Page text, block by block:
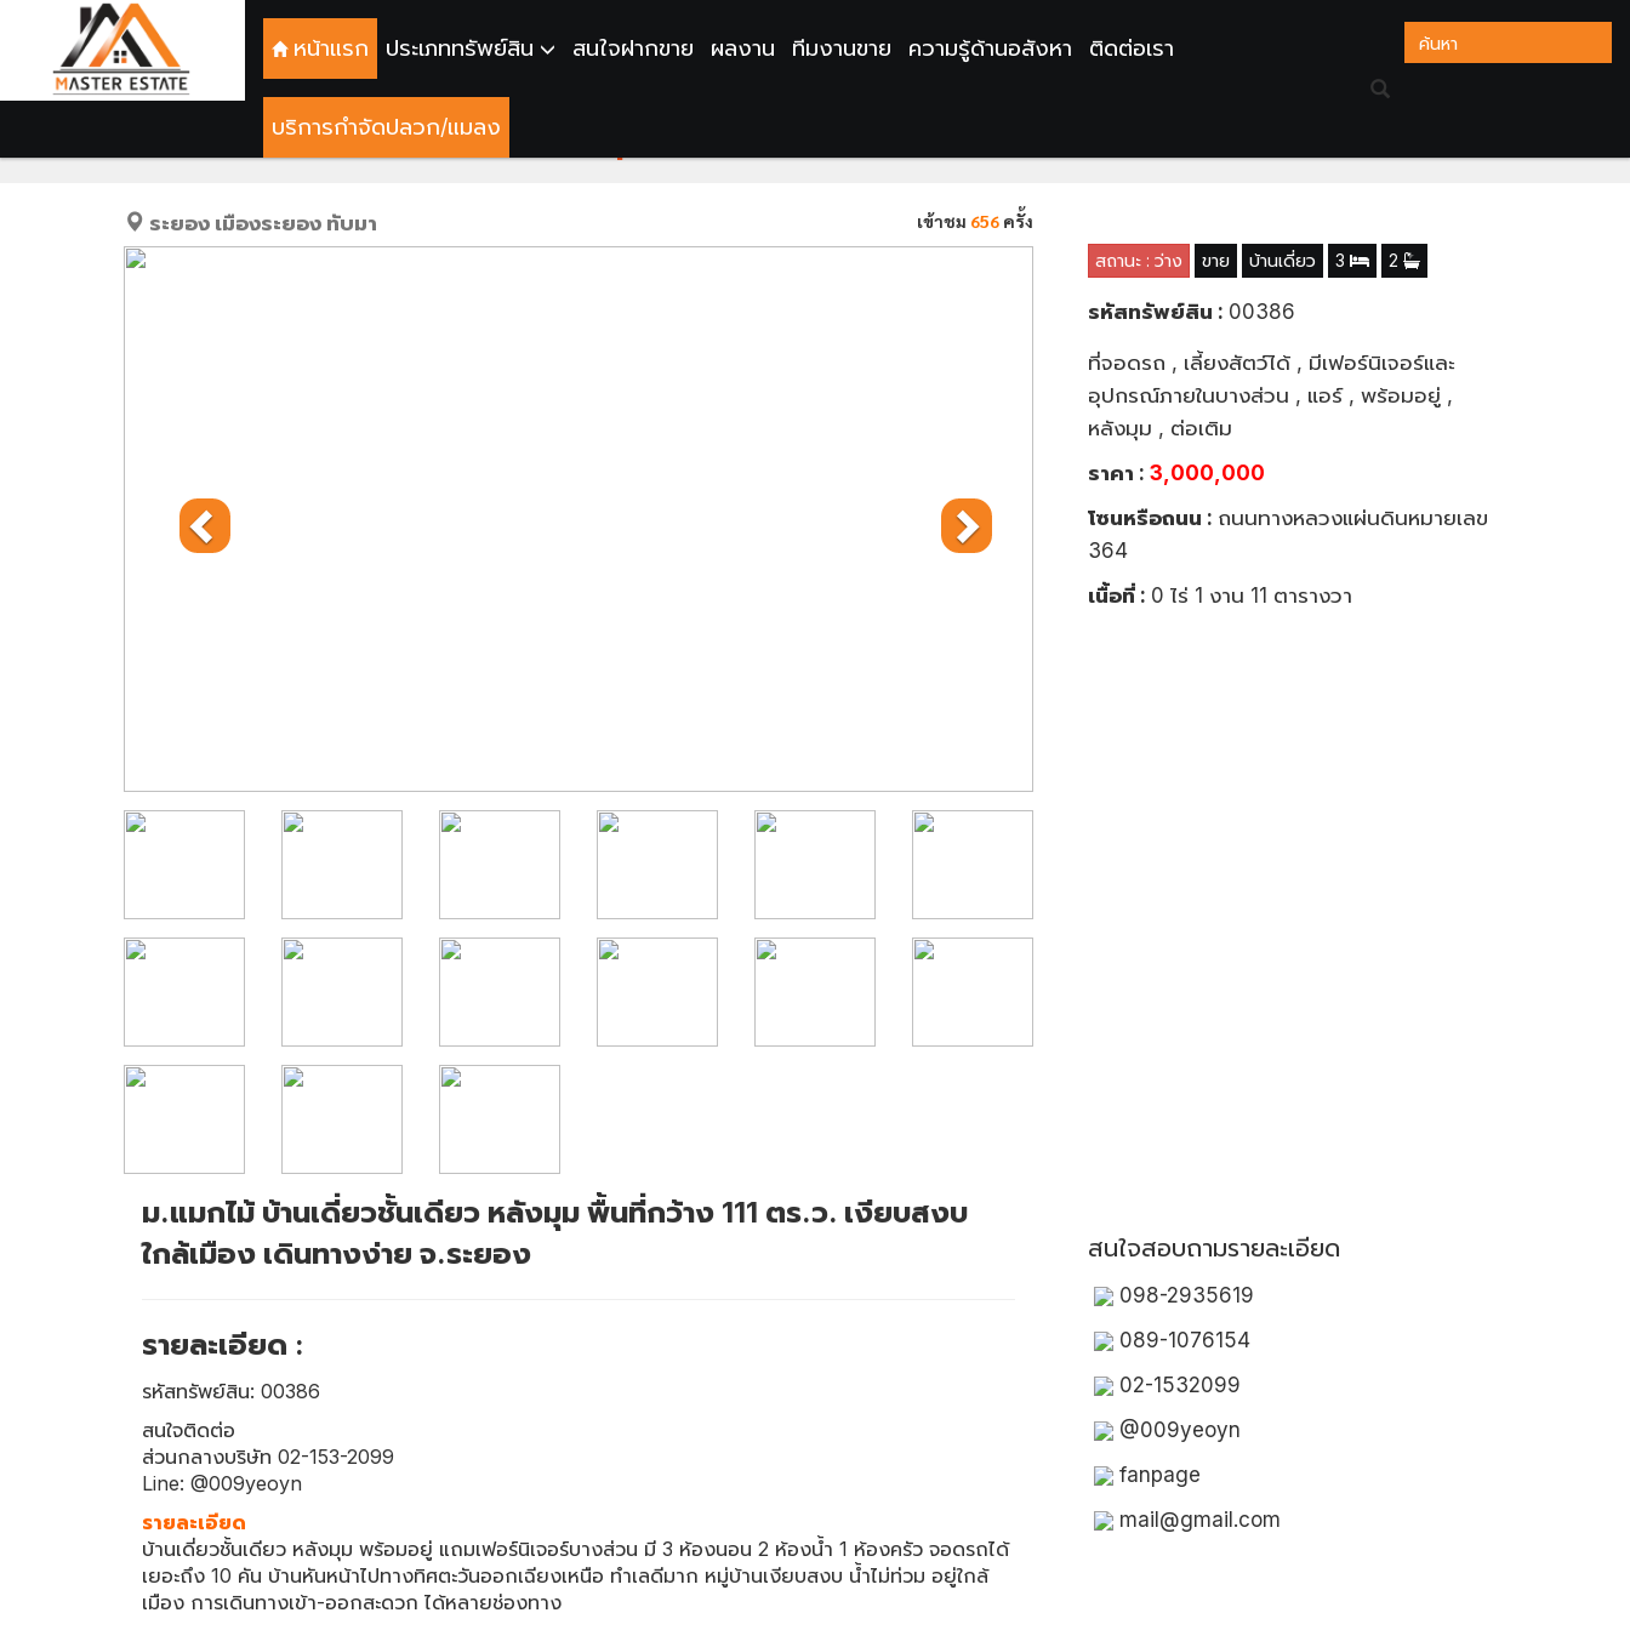
หน้าแรก ประเภททรัพย์สิน สนใจฝากขาย ผลงาน ทีมงานขาย ความรู้ด้านอสังหา ติดต่อเรา
บริการกำจัดปลวก/แมลง
ม.แมกไม้ บ้านเดี่ยวชั้นเดียว หลังมุม พื้นที่กว้าง 111 ตร.ว. เงียบสงบ ใกล้เมือง เดินทางง่าย จ.ระยอง
ระยอง เมืองระยอง ทับมา เข้าชม 656 ครั้ง
สถานะ : ว่าง ขาย บ้านเดี่ยว 3 2
รหัสทรัพย์สิน : 00386
ที่จอดรถ , เลี้ยงสัตว์ได้ , มีเฟอร์นิเจอร์และ
อุปกรณ์ภายในบางส่วน , แอร์ , พร้อมอยู่ ,
หลังมุม , ต่อเติม
ราคา : 3,000,000
โซนหรือถนน : ถนนทางหลวงแผ่นดินหมายเลข
364
เนื้อที่ : 0 ไร่ 1 งาน 11 ตารางวา
ม.แมกไม้ บ้านเดี่ยวชั้นเดียว หลังมุม พื้นที่กว้าง 111 ตร.ว. เงียบสงบ
ใกล้เมือง เดินทางง่าย จ.ระยอง
รายละเอียด :
รหัสทรัพย์สิน: 00386
สนใจติดต่อ
ส่วนกลางบริษัท 02-153-2099
Line: @009yeoyn
รายละเอียด
บ้านเดี่ยวชั้นเดียว หลังมุม พร้อมอยู่ แถมเฟอร์นิเจอร์บางส่วน มี 3 ห้องนอน 2 ห้องน้ำ 1 ห้องครัว จอดรถได้
เยอะถึง 10 คัน บ้านหันหน้าไปทางทิศตะวันออกเฉียงเหนือ ทำเลดีมาก หมู่บ้านเงียบสงบ น้ำไม่ท่วม อยู่ใกล้
เมือง การเดินทางเข้า-ออกสะดวก ได้หลายช่องทาง
สนใจสอบถามรายละเอียด
098-2935619
089-1076154
02-1532099
@009yeoyn
fanpage
mail@gmail.com